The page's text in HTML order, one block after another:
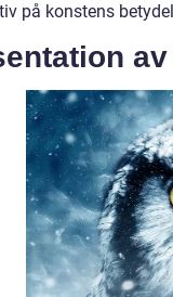
på konstens